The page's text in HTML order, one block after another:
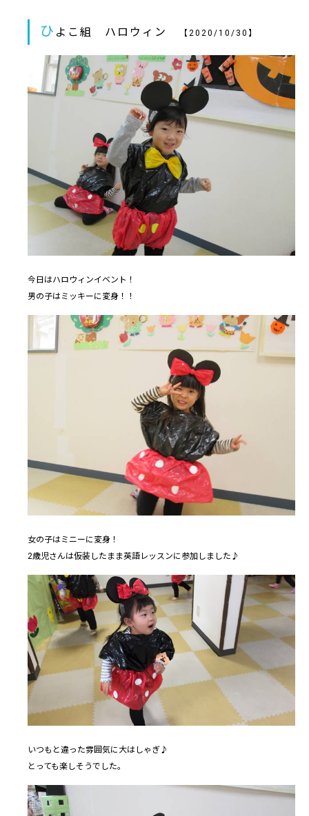
ひ よこ組 ハロウィン 【2020/10/30】
今日はハロウィンイベント！
男の子はミッキーに変身！！
女の子はミニーに変身！
2歳児さんは仮装したまま英語レッスンに参加しました♪
いつもと違った雰囲気に大はしゃぎ♪
とっても楽しそうでした。